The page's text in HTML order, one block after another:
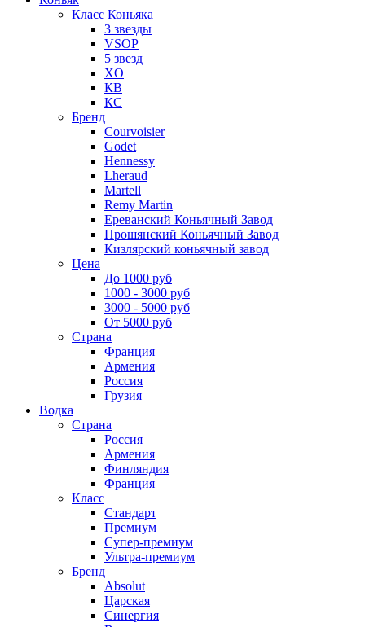
Класс Коньяка
3 звезды
VSOP
5 звезд
XO
КВ
КС
Бренд
Courvoisier
Godet
Hennessy
Lheraud
Martell
Remy Martin
Ереванский Коньячный Завод
Прошянский Коньячный Завод
Кизлярский коньячный завод
Цена
До 1000 руб
1000 - 3000 руб
3000 - 5000 руб
От 5000 руб
Страна
Франция
Армения
Россия
Грузия
Водка
Страна
Россия
Армения
Финляндия
Франция
Класс
Стандарт
Премиум
Супер-премиум
Ультра-премиум
Бренд
Absolut
Царская
Синергия